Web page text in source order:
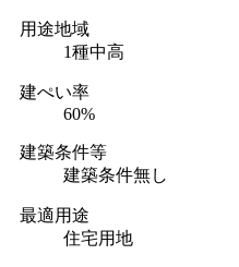
用途地域
1種中高
建ぺい率
60%
建築条件等
建築条件無し
最適用途
住宅用地